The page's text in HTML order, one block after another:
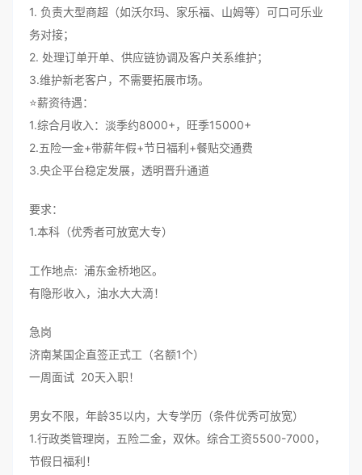
1. 负责大型商超（如沃尔玛、家乐福、山姆等）可口可乐业
务对接；
2. 处理订单开单、供应链协调及客户关系维护；
3.维护新老客户，不需要拓展市场。
⭐薪资待遇：
1.综合月收入：淡季约8000+，旺季15000+
2.五险一金+带薪年假+节日福利+餐贴交通费
3.央企平台稳定发展，透明晋升通道
要求：
1.本科（优秀者可放宽大专）
工作地点: 浦东金桥地区。
有隐形收入，油水大大滴！
急岗
济南某国企直签正式工（名额1个）
一周面试 20天入职！
男女不限，年龄35以内，大专学历（条件优秀可放宽）
1.行政类管理岗，五险二金，双休。综合工资5500-7000，
节假日福利！